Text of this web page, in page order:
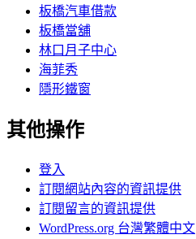
板橋汽車借款
板橋當舖
林口月子中心
海菲秀
隱形鐵窗
其他操作
登入
訂閱網站內容的資訊提供
訂閱留言的資訊提供
WordPress.org 台灣繁體中文